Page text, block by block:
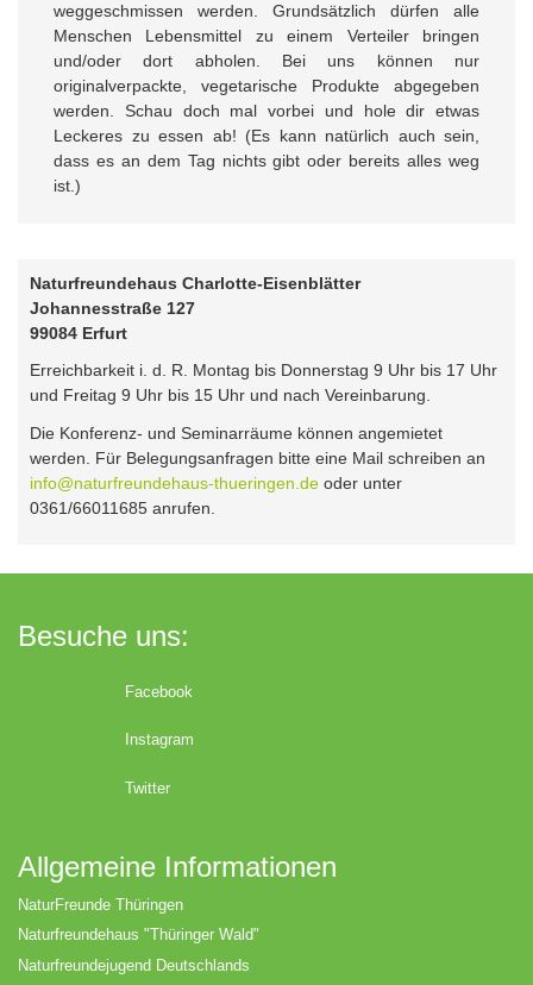
weggeschmissen werden. Grundsätzlich dürfen alle
Menschen Lebensmittel zu einem Verteiler bringen
und/oder dort abholen. Bei uns können nur
originalverpackte, vegetarische Produkte abgegeben
werden. Schau doch mal vorbei und hole dir etwas
Leckeres zu essen ab! (Es kann natürlich auch sein,
dass es an dem Tag nichts gibt oder bereits alles weg
ist.)
Naturfreundehaus Charlotte-Eisenblätter
Johannesstraße 127
99084 Erfurt
Erreichbarkeit i. d. R. Montag bis Donnerstag 9 Uhr bis 17 Uhr
und Freitag 9 Uhr bis 15 Uhr und nach Vereinbarung.
Die Konferenz- und Seminarräume können angemietet
werden. Für Belegungsanfragen bitte eine Mail schreiben an
info@naturfreundehaus-thueringen.de oder unter
0361/66011685 anrufen.
Besuche uns:
Facebook
Instagram
Twitter
Allgemeine Informationen
NaturFreunde Thüringen
Naturfreundehaus "Thüringer Wald"
Naturfreundejugend Deutschlands